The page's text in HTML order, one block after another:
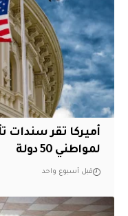
لمواطني 50 دولة
قبل أسبوع واحد